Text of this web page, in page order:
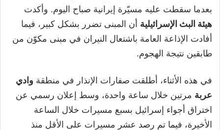
بعدما سقطت عليه مسيّرة إيرانية صباح اليوم. وأكدت
هيئة البث الإسرائيلية أن المبنى تضرر بشكل كبير، فيما
أفادت الإذاعة العامة باشتعال النيران في مبنى مكوّن من
طابقين نتيجة الهجوم.
في هذه الأثناء، أطلقت صفارات الإنذار في منطقة وادي
عربة مرتين خلال ساعة واحدة، وسط إعلان رسمي عن
اختراق أجواء إسرائيل بسبع مسيرات خلال الساعة
الأخيرة، فيما تم رصد عشر مسيرات على الأقل منذ